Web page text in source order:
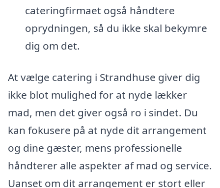
cateringfirmaet også håndtere
oprydningen, så du ikke skal bekymre
dig om det.
At vælge catering i Strandhuse giver dig
ikke blot mulighed for at nyde lækker
mad, men det giver også ro i sindet. Du
kan fokusere på at nyde dit arrangement
og dine gæster, mens professionelle
håndterer alle aspekter af mad og service.
Uanset om dit arrangement er stort eller